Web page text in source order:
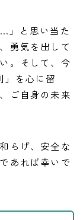
」と思い当た
勇気を出して
。そして、今
」を心に留
ご自身の未来
らげ、安全な
あれば幸いで